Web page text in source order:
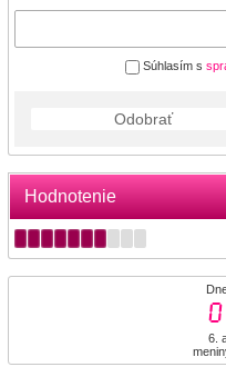
Súhlasím s
Odobrať
Hodnotenie
6.